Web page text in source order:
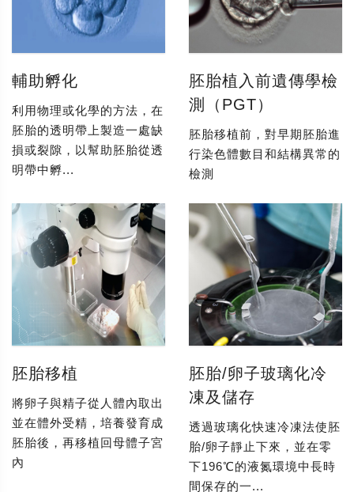
輔助孵化
利用物理或化學的方法，在
胚胎的透明帶上製造一處缺
損或裂隙，以幫助胚胎從透
明帶中孵...
胚胎植入前遺傳學檢
測（PGT）
胚胎移植前，對早期胚胎進
行染色體數目和結構異常的
檢測
胚胎移植
將卵子與精子從人體內取出
並在體外受精，培養發育成
胚胎後，再移植回母體子宮
內
胚胎/卵子玻璃化冷
凍及儲存
透過玻璃化快速冷凍法使胚
胎/卵子靜止下來，並在零
下196℃的液氮環境中長時
間保存的一...